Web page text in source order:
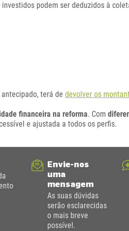
investidos podem ser deduzidos à
antecipado, terá dedevolver os
financeira na reforma. Com
e ajustada a todos os perfis.
Envie-nos
uma
mensagem
As suas dúvidas
serão esclarecidas
o mais breve
possível.